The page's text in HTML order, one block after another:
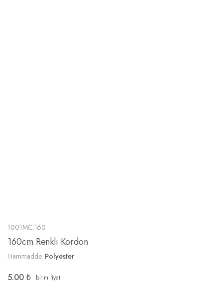
1001MC.160
160cm Renklı Kordon
Hammadde: Polyester
5.00 ₺ birim fiyat